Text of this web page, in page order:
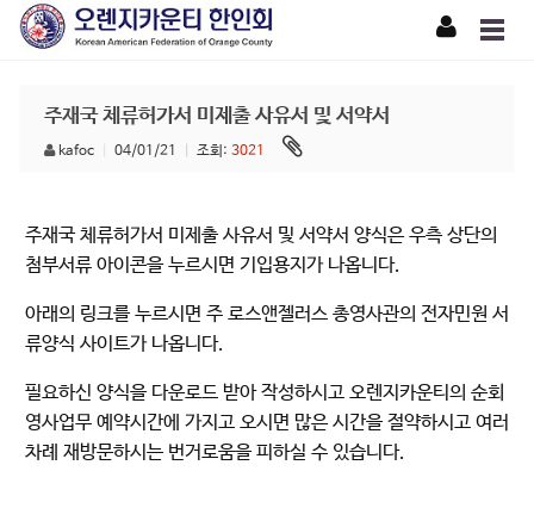
주재국 체류허가서 미제출 사유서 및 서약서
kafoc 04/01/21 조회: 3021
주재국 체류허가서 미제출 사유서 및 서약서 양식은 우측 상단의
첨부서류 아이콘을 누르시면 기입용지가 나옵니다.
아래의 링크를 누르시면 주 로스앤젤러스 총영사관의 전자민원 서
류양식 사이트가 나옵니다.
필요하신 양식을 다운로드 받아 작성하시고 오렌지카운티의 순회
영사업무 예약시간에 가지고 오시면 많은 시간을 절약하시고 여러
차례 재방문하시는 번거로움을 피하실 수 있습니다.